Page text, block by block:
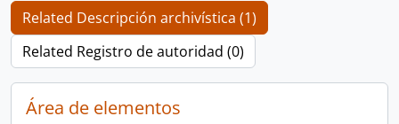
Related Descripción archivística (1)
Related Registro de autoridad (0)
Área de elementos